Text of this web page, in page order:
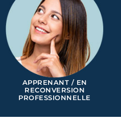
APPRENANT / EN
RECONVERSION
PROFESSIONNELLE